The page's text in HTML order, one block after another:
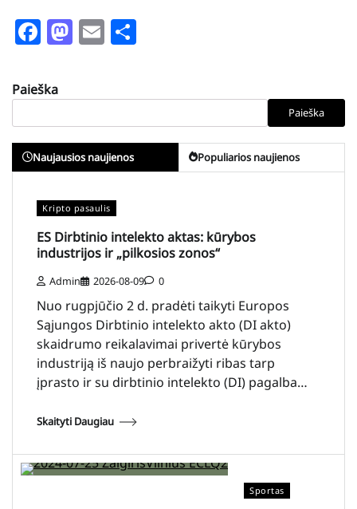
Facebook
Mastodon
Email
Paieška
Paieška
Naujausios naujienos Populiarios naujienos
Kripto pasaulis
ES Dirbtinio intelekto aktas: kūrybos
industrijos ir „pilkosios zonos“
Admin 2026-08-09 0
Nuo rugpjūčio 2 d. pradėti taikyti Europos
Sąjungos Dirbtinio intelekto akto (DI akto)
skaidrumo reikalavimai privertė kūrybos
industriją iš naujo perbraižyti ribas tarp
įprasto ir su dirbtinio intelekto (DI) pagalba…
Skaityti Daugiau
Sportas